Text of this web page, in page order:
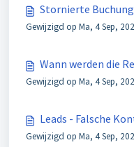
Stornierte Buchung
Gewijzigd op Ma, 4 Sep,
Wann werden die
Gewijzigd op Ma, 4 Sep,
Leads - Falsche
Gewijzigd op Ma, 4 Sep,